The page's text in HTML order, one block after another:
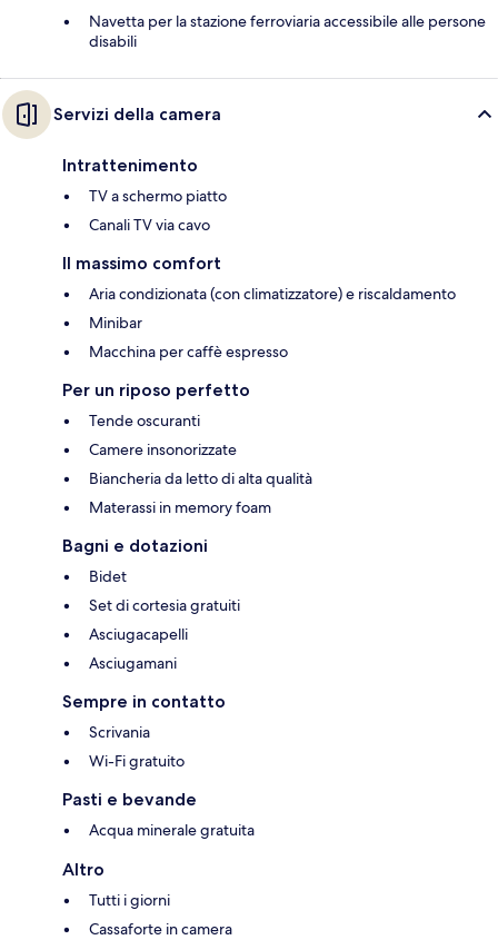
Navetta per la stazione ferroviaria accessibile alle persone
disabili
Servizi della camera
Intrattenimento
TV a schermo piatto
Canali TV via cavo
Il massimo comfort
Aria condizionata (con climatizzatore) e riscaldamento
Minibar
Macchina per caffè espresso
Per un riposo perfetto
Tende oscuranti
Camere insonorizzate
Biancheria da letto di alta qualità
Materassi in memory foam
Bagni e dotazioni
Bidet
Set di cortesia gratuiti
Asciugacapelli
Asciugamani
Sempre in contatto
Scrivania
Wi-Fi gratuito
Pasti e bevande
Acqua minerale gratuita
Altro
Tutti i giorni
Cassaforte in camera